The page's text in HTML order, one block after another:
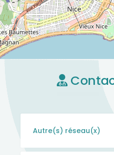
Autre(s) réseau(x)